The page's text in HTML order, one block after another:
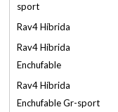
sport
Rav4 Híbrida
Rav4 Híbrida
Enchufable
Rav4 Híbrida
Enchufable Gr-sport